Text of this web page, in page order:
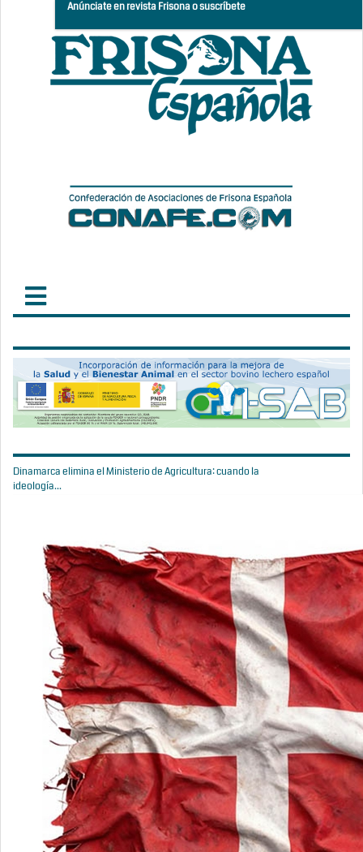
Anúnciate en revista Frisona o suscríbete
Dinamarca elimina el Ministerio de Agricultura: cuando la
ideología...